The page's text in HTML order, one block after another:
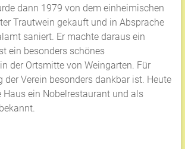
dann 1979 von dem einheimischen
Trautwein gekauft und in Absprache
saniert. Er machte daraus ein
ein besonders schönes
der Ortsmitte von Weingarten. Für
der Verein besonders dankbar ist. Heute
Haus ein Nobelrestaurant und als